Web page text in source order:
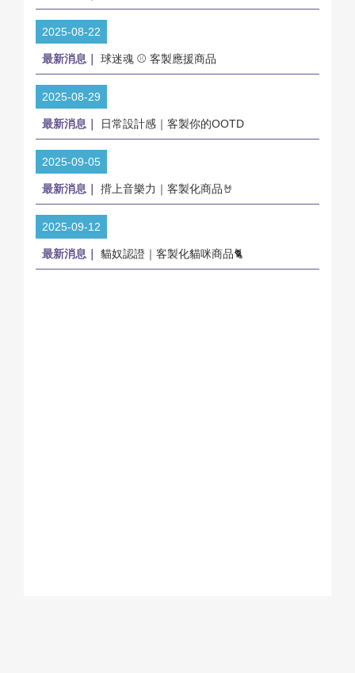
2025-08-22
最新消息｜ 球迷魂 ⚾ 客製應援商品
2025-08-29
最新消息｜ 日常設計感｜客製你的OOTD
2025-09-05
最新消息｜ 揹上音樂力｜客製化商品🤘
2025-09-12
最新消息｜ 貓奴認證｜客製化貓咪商品🐈